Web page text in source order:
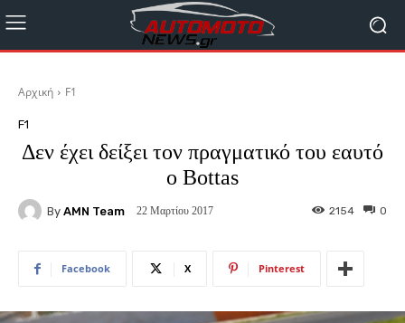
Αρχική F1
F1
Δεν έχει δείξει τον πραγματικό του εαυτό
ο Bottas
By AMN Team 22 Μαρτίου 2017 0
2154
Facebook X Pinterest